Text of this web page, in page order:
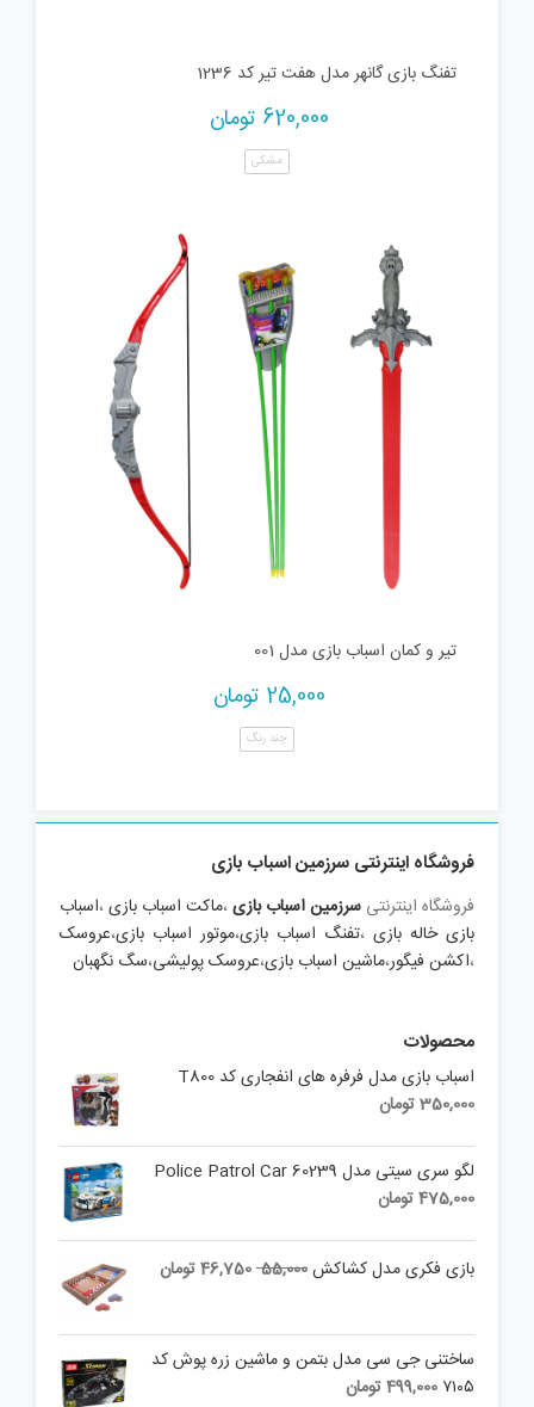
تفنگ بازی گانهر مدل هفت تیر کد 1236
620,000 تومان
مشکی
تیر و کمان اسباب بازی مدل 001
25,000 تومان
چند رنگ
فروشگاه اینترنتی سرزمین اسباب بازی
فروشگاه اینترنتی سرزمین اسباب بازی،ماکت اسباب بازی،اسباب
بازی خاله بازی ،تفنگ اسباب بازی،موتور اسباب بازی،عروسک
،اکشن فیگور،ماشین اسباب بازی،عروسک پولیشی،سگ نگهبان
محصولات
اسباب بازی مدل فرفره های انفجاری کد T800
350,000تومان
لگو سری سیتی مدل 60239 Police Patrol Car
475,000تومان
بازی فکری مدل کشاکش55,000
Original
46,750تومان Current
ساختنی جی سی مدل بتمن و ماشین زره پوش کد
۷۱۰۵ 499,000تومان